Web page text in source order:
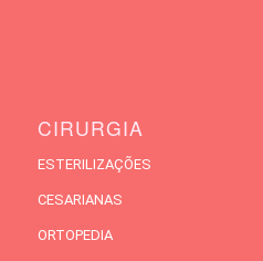
CIRURGIA
ESTERILIZAÇÕES
CESARIANAS
ORTOPEDIA